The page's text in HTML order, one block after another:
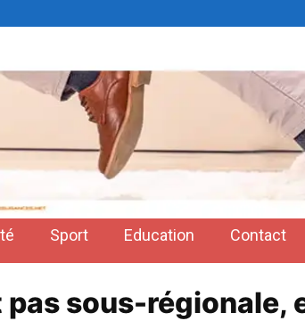
Sport Education Contact
sous-régionale,